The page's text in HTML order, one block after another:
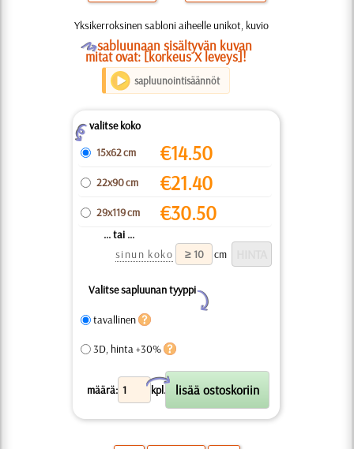
Yksikerroksinen sabloni aiheelle unikot, kuvio
Osabluunaan sisältyvän kuvan
mitat ovat: [korkeus X leveys]!
sapluunointisäännöt
Zvalitse koko
15x62 cm
€14.50
22x90 cm €21.40
29x119 cm €30.50
... tai ...
sinun koko
cm
Valitse sapluunan tyyppi
Y
tavallinen
3D, hinta +30%
määrä: kpl.
X